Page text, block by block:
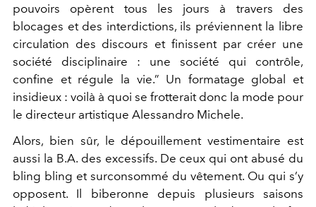
pouvoirs opèrent tous les jours à travers des
blocages et des interdictions, ils préviennent la libre
circulation des discours et finissent par créer une
société disciplinaire : une société qui contrôle,
confine et régule la vie.” Un formatage global et
insidieux : voilà à quoi se frotterait donc la mode pour
le directeur artistique Alessandro Michele.
Alors, bien sûr, le dépouillement vestimentaire est
aussi la B.A. des excessifs. De ceux qui ont abusé du
bling bling et surconsommé du vêtement. Ou qui s’y
opposent. Il biberonne depuis plusieurs saisons